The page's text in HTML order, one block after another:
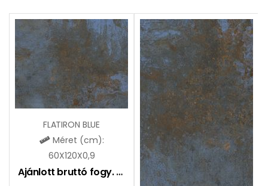
FLATIRON BLUE
Méret (cm):
60X120X0,9
Ajánlott bruttó fogy. ár: 11990Ft